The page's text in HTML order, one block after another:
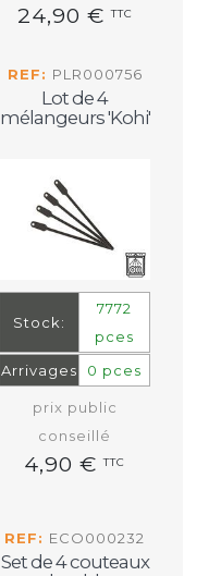
24,90 €TTC
REF: PLR000756
Lot de 4
mélangeurs 'Kohi'
Stock:
7772
pces
Arrivages
0 pces
prix public
conseillé
4,90 €TTC
REF: ECO000232
Set de 4 couteaux